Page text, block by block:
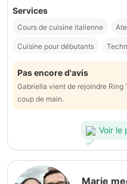
Services
Cours de cuisine italienne
Cuisine pour débutants
Pas encore d'avis
Gabriella vient de rejoindre
coup de main.
Voir le
Marie